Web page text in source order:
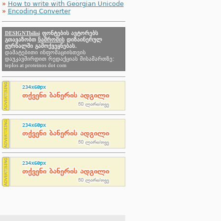
» How to write with Georgian Unicode
» Encoding Converter
DESIGNTbilisiფონტების ავტორებს
გთავაზობთ ნაშრომისდიზაინერულ
ჟურნალში გამოქვეყნებას.
დამატებითი ინფომაციისთვის
დაუკავშირდით რედაქციას მისამართზე:
teplos at proteinos dot com